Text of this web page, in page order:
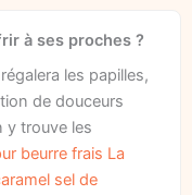
à ses proches ?
les papilles,
de douceurs
y trouve les
beurre frais La
sel de